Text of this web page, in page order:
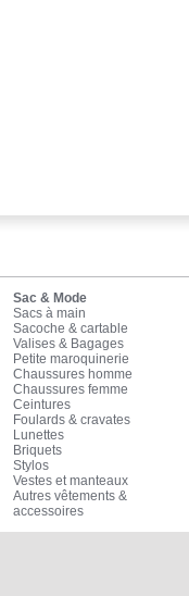
Sac & Mode
Sacs à main
Sacoche & cartable
Valises & Bagages
Petite maroquinerie
Chaussures homme
Chaussures femme
Ceintures
Foulards & cravates
Lunettes
Briquets
Stylos
Vestes et manteaux
Autres vêtements &
accessoires